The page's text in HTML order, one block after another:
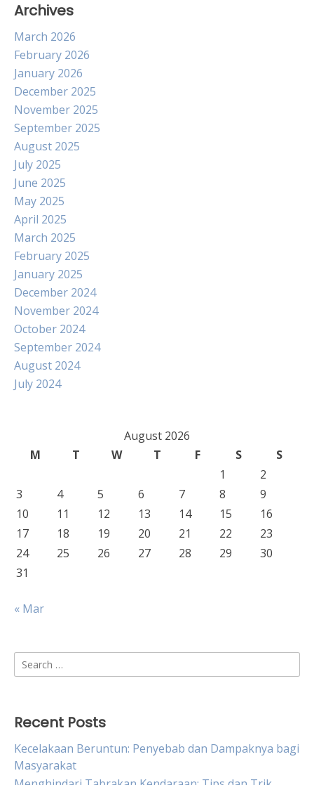
Archives
March 2026
February 2026
January 2026
December 2025
November 2025
September 2025
August 2025
July 2025
June 2025
May 2025
April 2025
March 2025
February 2025
January 2025
December 2024
November 2024
October 2024
September 2024
August 2024
July 2024
August 2026
M
T W T F S
S
1
2
3
4 5 6 7 8
9
10
11 12 13 14 15
16
17
18 19 20 21 22
23
24
25 26 27 28 29
30
31
« Mar
Search
for:
Recent Posts
Kecelakaan Beruntun: Penyebab dan Dampaknya bagi
Masyarakat